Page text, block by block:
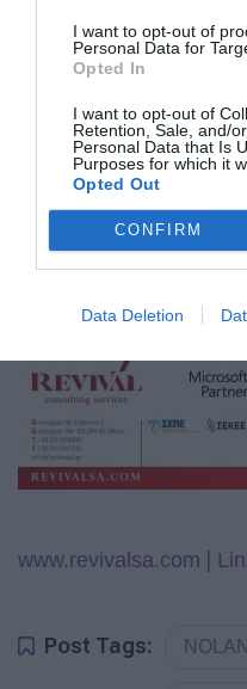
I want to opt-out of
Personal Data for
Opted In
I want to opt-out of
Retention, Sale, and/
Personal Data that Is
Purposes for which it
Opted Out
CONFIRM
Data Deletion
Η συνεργασία με το
παράδειγμα της
της εστίασης και της
ενός σύγχρονου
στηρίζει την
την ανθεκτικότητα της
στη βιώσιμη ανάπτυξη
www.revivalsa.com |
Post Tags: NOLAN